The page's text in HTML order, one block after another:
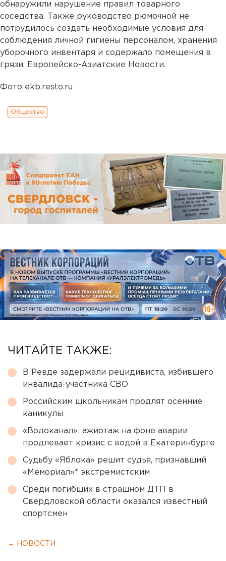
обнаружили нарушение правил товарного
соседства. Также руководство рюмочной не
потрудилось создать необходимые условия для
соблюдения личной гигиены персоналом, хранения
уборочного инвентаря и содержало помещения в
грязи. Европейско-Азиатские Новости.
Фото ekb.resto.ru
Общество
ЧИТАЙТЕ ТАКЖЕ:
В Ревде задержали рецидивиста, избившего
инвалида-участника СВО
Российским школьникам продлят осенние
каникулы
«Водоканал»: ажиотаж на фоне аварии
продлевает кризис с водой в Екатеринбурге
Судьбу «Яблока» решит судья, признавший
«Мемориал»* экстремистским
Среди погибших в страшном ДТП в
Свердловской области оказался известный
спортсмен
← НОВОСТИ